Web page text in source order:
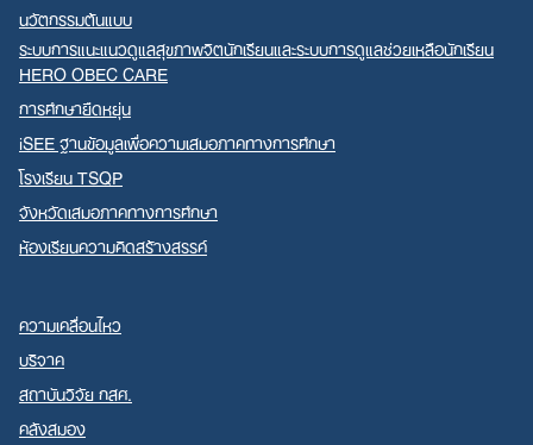
นวัตกรรมต้นแบบ
ระบบการแนะแนวดูแลสุขภาพจิตนักเรียนและระบบการดูแลช่วยเหลือนักเรียน
HERO OBEC CARE
การศึกษายืดหยุ่น
iSEE ฐานข้อมูลเพื่อความเสมอภาคทางการศึกษา
โรงเรียน TSQP
จังหวัดเสมอภาคทางการศึกษา
ห้องเรียนความคิดสร้างสรรค์
ความเคลื่อนไหว
บริจาค
สถาบันวิจัย กสศ.
คลังสมอง